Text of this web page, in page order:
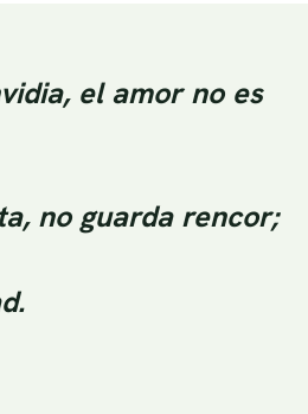
el amor no es
no guarda rencor;